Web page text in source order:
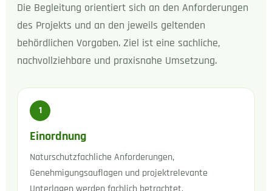
Die Begleitung orientiert sich an den Anforderungen
des Projekts und an den jeweils geltenden
behördlichen Vorgaben. Ziel ist eine sachliche,
nachvollziehbare und praxisnahe Umsetzung.
1
Einordnung
Naturschutzfachliche Anforderungen,
Genehmigungsauflagen und projektrelevante